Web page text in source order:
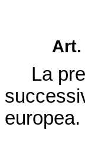
Art.
La
europea.